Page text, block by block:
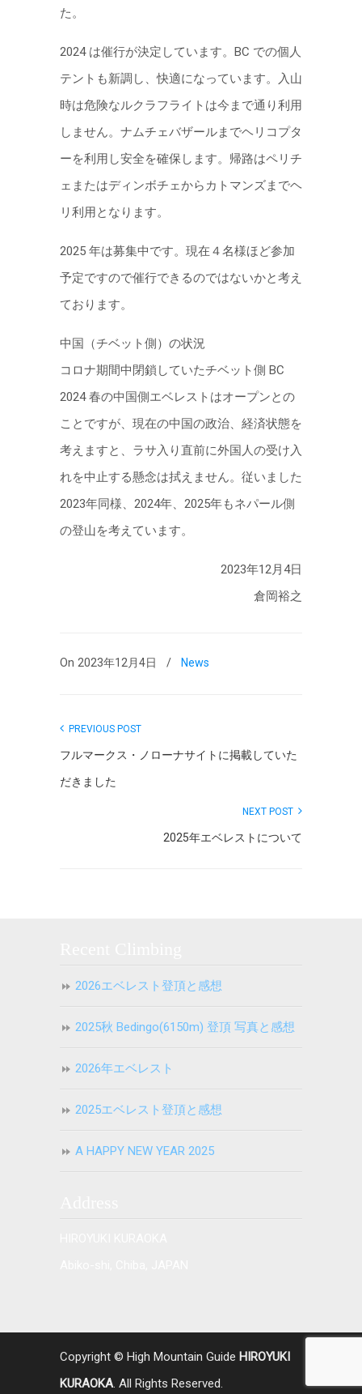
た。
2024 は催⾏が決定しています。BC での個⼈
テントも新調し、快適になっています。⼊⼭
時は危険なルクラフライトは今まで通り利⽤
しません。ナムチェバザールまでヘリコプタ
ーを利⽤し安全を確保します。帰路はペリチ
ェまたはディンボチェからカトマンズまでヘ
リ利⽤となります。
2025 年は募集中です。現在４名様ほど参加
予定ですので催⾏できるのではないかと考え
ております。
中国（チベット側）の状況
コロナ期間中閉鎖していたチベット側 BC
2024 春の中国側エベレストはオープンとの
ことですが、現在の中国の政治、経済状態を
考えますと、ラサ⼊り直前に外国⼈の受け⼊
れを中⽌する懸念は拭えません。従いました
2023年同様、2024年、2025年もネパール側
の登⼭を考えています。
2023年12⽉4⽇
倉岡裕之
On 2023年12月4日 / News
PREVIOUS POST
フルマークス・ノローナサイトに掲載していた
だきました
NEXT POST
2025年エベレストについて
2026エベレスト登頂と感想
2025秋 Bedingo(6150m) 登頂 写真と感想
2026年エベレスト
2025エベレスト登頂と感想
A HAPPY NEW YEAR 2025
Copyright © High Mountain Guide HIROYUKI
KURAOKA. All Rights Reserved.